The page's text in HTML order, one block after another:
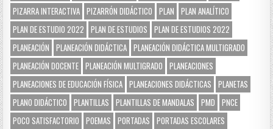
PIZARRA INTERACTIVA PIZARRÓN DIDÁCTICO PLAN
PLAN ANALÍTICO
PLAN DE ESTUDIO 2022
PLAN DE ESTUDIOS
PLAN DE ESTUDIOS 2022
PLANEACIÓN
PLANEACIÓN DIDÁCTICA PLANEACIÓN DIDÁCTICA MULTIGRADO
PLANEACIÓN DOCENTE PLANEACIÓN MULTIGRADO
PLANEACIONES
PLANEACIONES DE EDUCACIÓN FÍSICA PLANEACIONES DIDÁCTICAS
PLANETAS
PLANO DIDÁCTICO
PLANTILLAS PLANTILLAS DE MANDALAS PMD
PNCE
POCO SATISFACTORIO
POEMAS PORTADAS PORTADAS ESCOLARES